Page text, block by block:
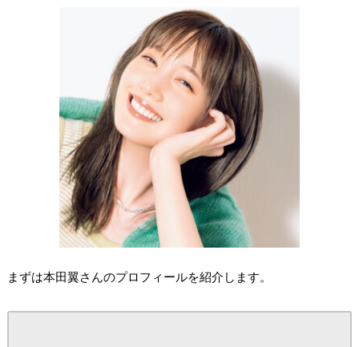
まずは本田翼さんのプロフィールを紹介します。